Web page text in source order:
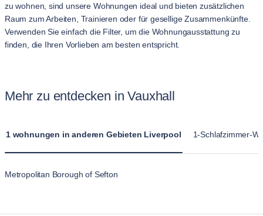
zu wohnen, sind unsere Wohnungen ideal und bieten zusätzlichen
Raum zum Arbeiten, Trainieren oder für gesellige Zusammenkünfte.
Verwenden Sie einfach die Filter, um die Wohnungausstattung zu
finden, die Ihren Vorlieben am besten entspricht.
Mehr zu entdecken in Vauxhall
1 wohnungen in anderen Gebieten Liverpool 1-Schlafzimmer-
Metropolitan Borough of Sefton